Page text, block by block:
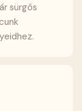
sürgős